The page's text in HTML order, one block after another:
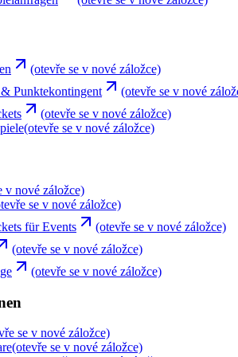
(otevře se v nové záložce)
Punktekontingent
(otevře se v nové
(otevře se v nové záložce)
(otevře se v nové záložce)
v nové záložce)
se v nové záložce)
für Events
(otevře se v nové záložce)
(otevře se v nové záložce)
(otevře se v nové záložce)
se v nové záložce)
(otevře se v nové záložce)